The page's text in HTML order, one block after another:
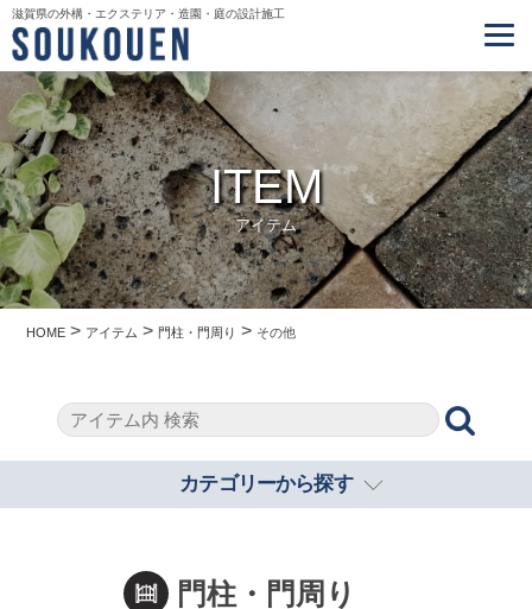
滋賀県の外構・エクステリア・造園・庭の設計施工
ITEM
アイテム
HOME > アイテム > 門柱・門周り > その他
カテゴリーから探す
門柱・門周り